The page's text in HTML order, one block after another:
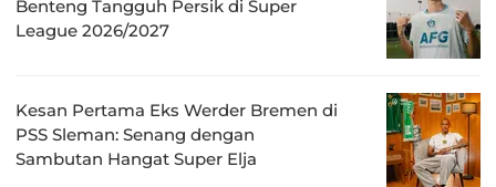
Benteng Tangguh Persik di Super
League 2026/2027
Kesan Pertama Eks Werder Bremen di
PSS Sleman: Senang dengan
Sambutan Hangat Super Elja